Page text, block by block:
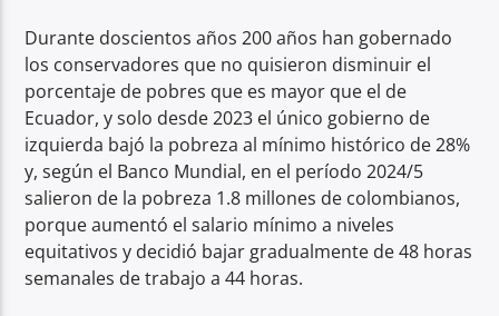
Durante doscientos años 200 años han gobernado
los conservadores que no quisieron disminuir el
porcentaje de pobres que es mayor que el de
Ecuador, y solo desde 2023 el único gobierno de
izquierda bajó la pobreza al mínimo histórico de 28%
y, según el Banco Mundial, en el período 2024/5
salieron de la pobreza 1.8 millones de colombianos,
porque aumentó el salario mínimo a niveles
equitativos y decidió bajar gradualmente de 48 horas
semanales de trabajo a 44 horas.